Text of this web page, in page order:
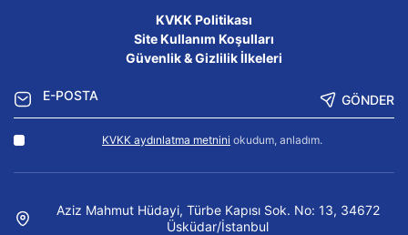
KVKK Politikası
Site Kullanım Koşulları
Güvenlik & Gizlilik İlkeleri
GÖNDER
KVKK aydınlatma metnini okudum, anladım.
Aziz Mahmut Hüdayi, Türbe Kapısı Sok. No: 13, 34672
Üsküdar/İstanbul